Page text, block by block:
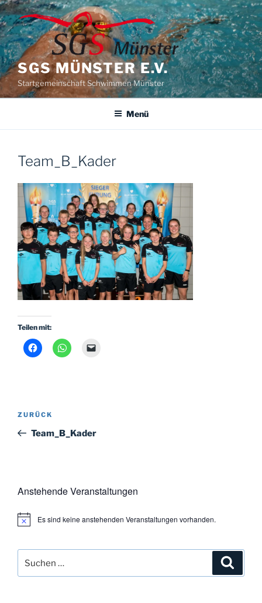
Zum
Inhalt
springen
SGS MÜNSTER E.V.
Startgemeinschaft Schwimmen Münster
Menü
Team_B_Kader
Teilen mit:
Beitragsnavigation
Vorheriger
Beitrag
ZURÜCK
Team_B_Kader
Anstehende Veranstaltungen
H
w
s
Es sind keine anstehenden Veranstaltungen vorhanden.
nach: